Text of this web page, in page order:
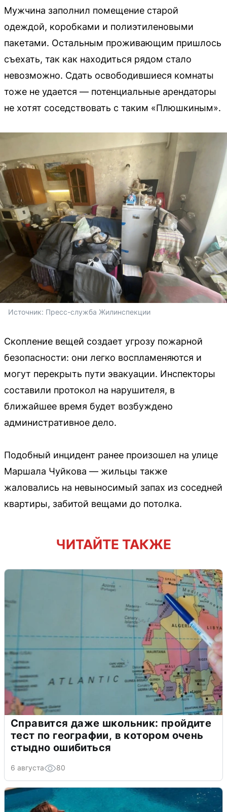
Мужчина заполнил помещение старой
одеждой, коробками и полиэтиленовыми
пакетами. Остальным проживающим пришлось
съехать, так как находиться рядом стало
невозможно. Сдать освободившиеся комнаты
тоже не удается — потенциальные арендаторы
не хотят соседствовать с таким «Плюшкиным».
Источник: Пресс-служба Жилинспекции
Скопление вещей создает угрозу пожарной
безопасности: они легко воспламеняются и
могут перекрыть пути эвакуации. Инспекторы
составили протокол на нарушителя, в
ближайшее время будет возбуждено
административное дело.
Подобный инцидент ранее произошел на улице
Маршала Чуйкова — жильцы также
жаловались на невыносимый запах из соседней
квартиры, забитой вещами до потолка.
ЧИТАЙТЕ ТАКЖЕ
Справится даже школьник: пройдите
тест по географии, в котором очень
стыдно ошибиться
6 августа 80